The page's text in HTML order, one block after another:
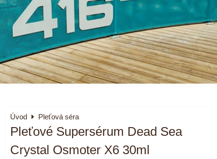
Úvod Pleťová séra
Pleťové Supersérum Dead Sea
Crystal Osmoter X6 30ml